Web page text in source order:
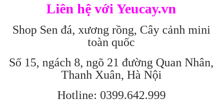
Liên hệ với Yeucay.vn
Shop Sen đá, xương rồng, Cây cảnh mini
toàn quốc
Số 15, ngách 8, ngõ 21 đường Quan Nhân,
Thanh Xuân, Hà Nội
Hotline: 0399.642.999